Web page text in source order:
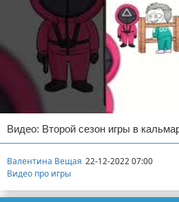
Видео: Второй сезон игры в
Валентина Вещая 22-12-2022 07:00
Видео про игры